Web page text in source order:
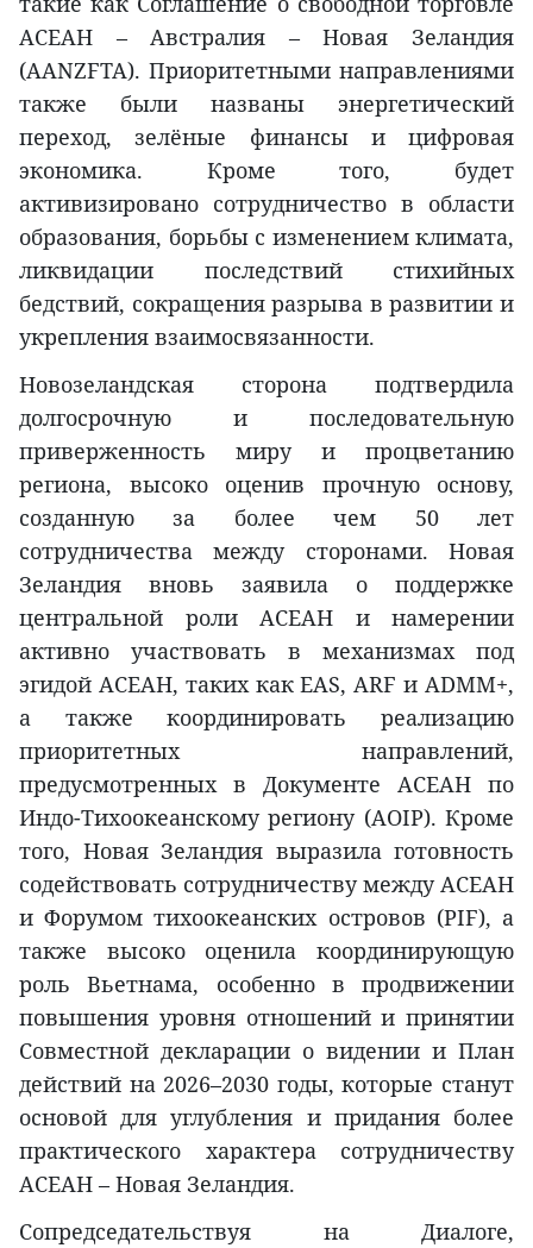
АСЕАН – Австралия – Новая Зеландия
(AANZFTA). Приоритетными направлениями
также были названы энергетический
переход, зелёные финансы и цифровая
экономика. Кроме того, будет
активизировано сотрудничество в области
образования, борьбы с изменением климата,
ликвидации последствий стихийных
бедствий, сокращения разрыва в развитии и
укрепления взаимосвязанности.
Новозеландская сторона подтвердила
долгосрочную и последовательную
приверженность миру и процветанию
региона, высоко оценив прочную основу,
созданную за более чем 50 лет
сотрудничества между сторонами. Новая
Зеландия вновь заявила о поддержке
центральной роли АСЕАН и намерении
активно участвовать в механизмах под
эгидой АСЕАН, таких как EAS, ARF и ADMM+,
а также координировать реализацию
приоритетных направлений,
предусмотренных в Документе АСЕАН по
Индо-Тихоокеанскому региону (AOIP). Кроме
того, Новая Зеландия выразила готовность
содействовать сотрудничеству между АСЕАН
и Форумом тихоокеанских островов (PIF), а
также высоко оценила координирующую
роль Вьетнама, особенно в продвижении
повышения уровня отношений и принятии
Совместной декларации о видении и План
действий на 2026–2030 годы, которые станут
основой для углубления и придания более
практического характера сотрудничеству
АСЕАН – Новая Зеландия.
Сопредседательствуя на Диалоге,